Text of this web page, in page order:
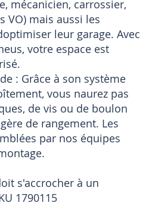
mécanicien, carrossier,
VO) mais aussi les
leur garage. Avec
votre espace est
: Grâce à son système
vous naurez pas
de vis ou de boulon
de rangement. Les
par nos équipes
s'accrocher à un
1790115